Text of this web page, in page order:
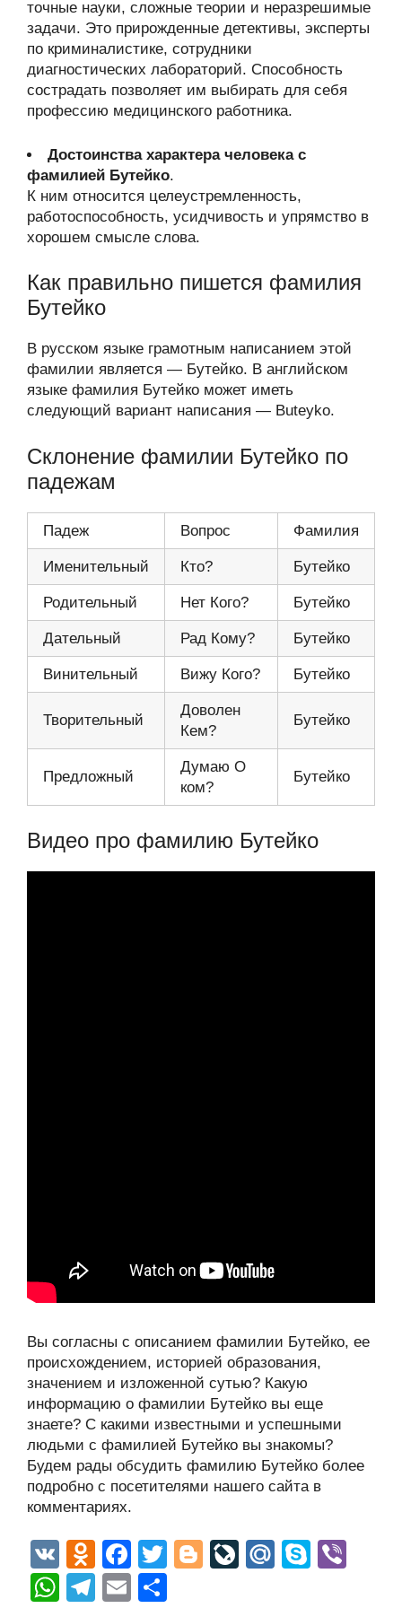
точные науки, сложные теории и неразрешимые
задачи. Это прирожденные детективы, эксперты
по криминалистике, сотрудники
диагностических лабораторий. Способность
сострадать позволяет им выбирать для себя
профессию медицинского работника.
Достоинства характера человека с
фамилией Бутейко.
К ним относится целеустремленность,
работоспособность, усидчивость и упрямство в
хорошем смысле слова.
Как правильно пишется фамилия
Бутейко
В русском языке грамотным написанием этой
фамилии является — Бутейко. В английском
языке фамилия Бутейко может иметь
следующий вариант написания — Buteyko.
Склонение фамилии Бутейко по
падежам
Падеж Вопрос Фамилия
Именительный Кто? Бутейко
Родительный Нет Кого? Бутейко
Дательный Рад Кому? Бутейко
Винительный Вижу Кого? Бутейко
Творительный
Доволен
Кем?
Бутейко
Предложный
Думаю О
ком?
Бутейко
Видео про фамилию Бутейко
Вы согласны с описанием фамилии Бутейко, ее
происхождением, историей образования,
значением и изложенной сутью? Какую
информацию о фамилии Бутейко вы еще
знаете? С какими известными и успешными
людьми с фамилией Бутейко вы знакомы?
Будем рады обсудить фамилию Бутейко более
подробно с посетителями нашего сайта в
комментариях.
V
K
O
d
F
a
T
Bl
Li
M
S
W
T
E